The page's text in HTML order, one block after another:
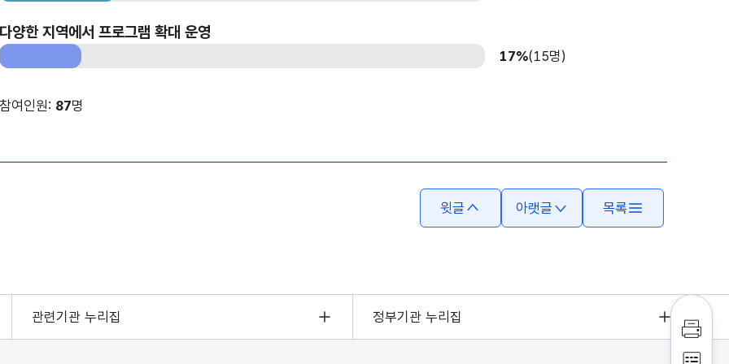
다양한 지역에서 프로그램 확대 운영
17%(15명)
참여인원: 87명
윗글 아랫글 목록
인쇄
관련기관 누리집 정부기관 누리집